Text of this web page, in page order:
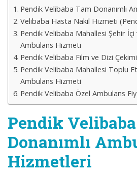
Pendik Velibaba Tam Donanımlı
Velibaba Hasta Nakil Hizmeti
Pendik Velibaba Mahallesi Şehir İçi
Ambulans Hizmeti
Pendik Velibaba Film ve Dizi
Pendik Velibaba Mahallesi Toplu
Ambulans Hizmeti
Pendik Velibaba Özel Ambulans
Pendik
Donanımlı
Hizmetleri